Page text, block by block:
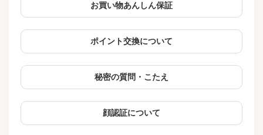
お買い物あんしん保証
ポイント交換について
秘密の質問・こたえ
顔認証について